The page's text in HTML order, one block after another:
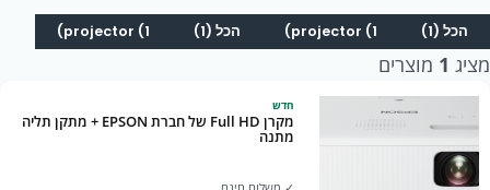
הכל (1) projector (1) הכל (1) projector (1)
מציג 1 מוצרים
חדש
מקרן Full HD של חברת EPSON + מתקן תליה
מתנה